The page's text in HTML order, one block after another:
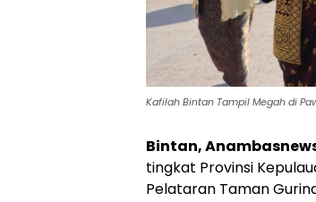
Kafilah Bintan Tampil Megah di
Bintan,
tingkat Provinsi
Pelataran Taman